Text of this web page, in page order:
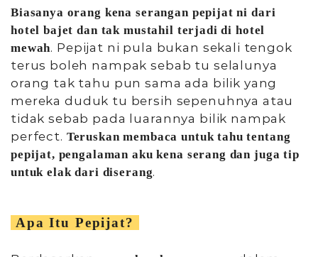
Biasanya orang kena serangan pepijat ni dari
hotel bajet dan tak mustahil terjadi di hotel
mewah. Pepijat ni pula bukan sekali tengok
terus boleh nampak sebab tu selalunya
orang tak tahu pun sama ada bilik yang
mereka duduk tu bersih sepenuhnya atau
tidak sebab pada luarannya bilik nampak
perfect. Teruskan membaca untuk tahu tentang
pepijat, pengalaman aku kena serang dan juga tip
untuk elak dari diserang.
Apa Itu Pepijat?